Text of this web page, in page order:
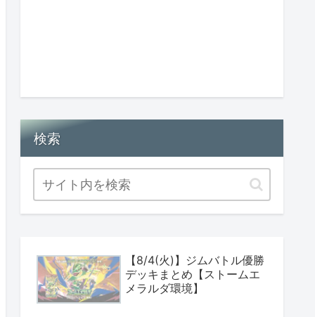
検索
【8/4(火)】ジムバトル優勝
デッキまとめ【ストームエ
メラルダ環境】